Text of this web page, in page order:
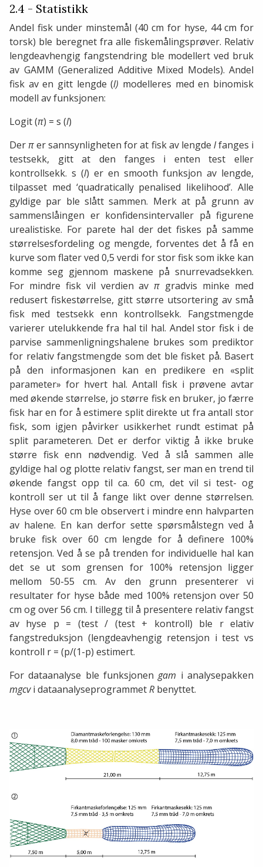
2.4 - Statistikk
Andel fisk under minstemål (40 cm for hyse, 44 cm for
torsk) ble beregnet fra alle fiskemålingsprøver. Relativ
lengdeavhengig fangstendring ble modellert ved bruk
av GAMM (Generalized Additive Mixed Models). Andel
fisk av en gitt lengde (l) modelleres med en binomisk
modell av funksjonen:
Logit (π) = s (l)
Derπer sannsynligheten for at fisk av lengde lfanges i
testsekk, gitt at den fanges i enten test eller
kontrollsekk. s (l) er en smooth funksjon av lengde,
tilpasset med ‘quadratically penalised likelihood’. Alle
gyldige par ble slått sammen. Merk at på grunn av
sammenslåingen er konfidensintervaller på figurene
urealistiske. For parete hal der det fiskes på samme
størrelsesfordeling og mengde, forventes det å få en
kurve som flater ved 0,5 verdi for stor fisk som ikke kan
komme seg gjennom maskene på snurrevadsekken.
For mindre fisk vil verdien avπ gradvis minke med
redusert fiskestørrelse, gitt større utsortering av små
fisk med testsekk enn kontrollsekk. Fangstmengde
varierer utelukkende fra hal til hal. Andel stor fisk i de
parvise sammenligningshalene brukes som prediktor
for relativ fangstmengde som det ble fisket på. Basert
på den informasjonen kan en predikere en «split
parameter» for hvert hal. Antall fisk i prøvene avtar
med økende størrelse, jo større fisk en bruker, jo færre
fisk har en for å estimere split direkte ut fra antall stor
fisk, som igjen påvirker usikkerhet rundt estimat på
split parameteren. Det er derfor viktig å ikke bruke
større fisk enn nødvendig. Ved å slå sammen alle
gyldige hal og plotte relativ fangst, ser man en trend til
økende fangst opp til ca. 60 cm, det vil si test- og
kontroll ser ut til å fange likt over denne størrelsen.
Hyse over 60 cm ble observert i mindre enn halvparten
av halene. En kan derfor sette spørsmålstegn ved å
bruke fisk over 60 cm lengde for å definere 100%
retensjon. Ved å se på trenden for individuelle hal kan
det se ut som grensen for 100% retensjon ligger
mellom 50-55 cm. Av den grunn presenterer vi
resultater for hyse både med 100% retensjon over 50
cm og over 56 cm. I tillegg til å presentere relativ fangst
av hyse p = (test / (test + kontroll) ble r elativ
fangstreduksjon (lengdeavhengig retensjon i test vs
kontroll r = (p/(1-p) estimert.
For dataanalyse ble funksjonengam i analysepakken
mgcvi dataanalyseprogrammetR benyttet.